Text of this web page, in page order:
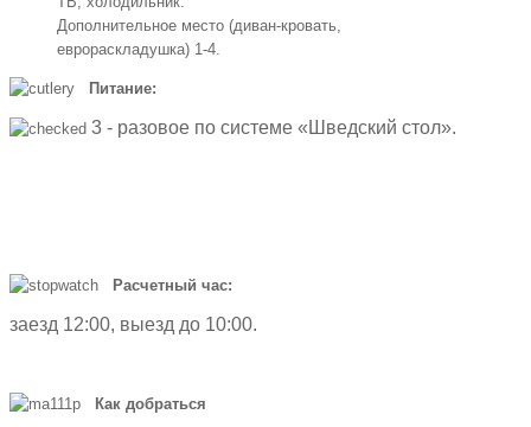
Дополнительное место (диван-кровать,
еврораскладушка) 1-4.
Питание:
3 - разовое по системе «Шведский стол».
Расчетный час:
заезд 12:00, выезд до 10:00.
Как добраться